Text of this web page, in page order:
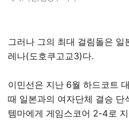
그러나 그의 최대 걸림돌은 일
레나(도호쿠고교3)다.
이민선은 지난 6월 하드코트
때 일본과의 여자단체 결승 단
템마에게 게임스코어 2-4로